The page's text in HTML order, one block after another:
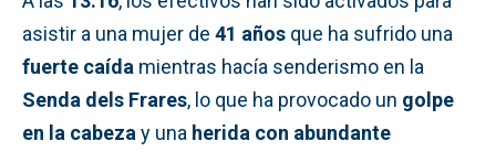
asistir a una mujer de 41 años que ha sufrido una
fuerte caída mientras hacía senderismo en la
Senda dels Frares, lo que ha provocado un golpe
en la cabeza y una herida con abundante